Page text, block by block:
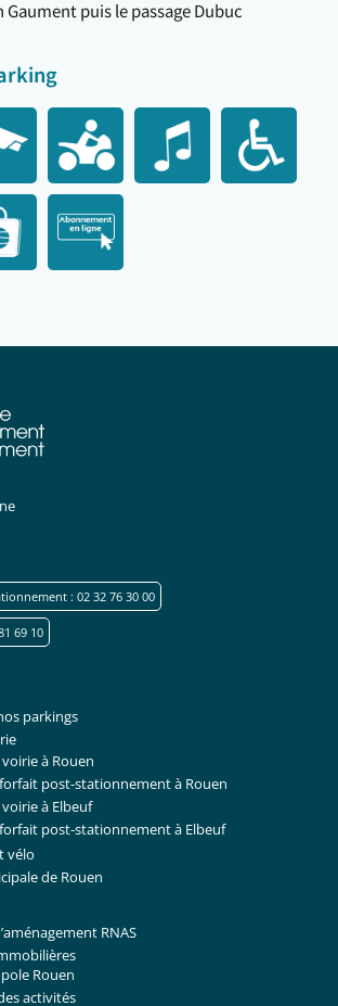
Gaument puis le passage Dubuc
: 02 32 76 30 00
69 10
parkings
à Rouen
post-stationnement à Rouen
à Elbeuf
post-stationnement à Elbeuf
vélo
de Rouen
RNAS
Rouen
activités